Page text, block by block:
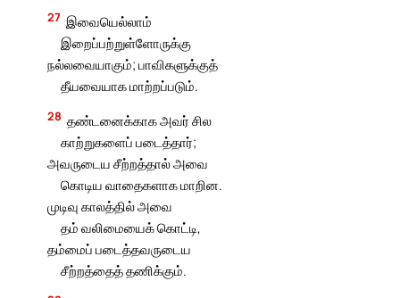
27 இவையெல்லாம்
இறைப்பற்றுள்ளோருக்கு
நல்லவையாகும்; பாவிகளுக்குத்
தீயவையாக மாற்றப்படும்.
28 தண்டனைக்காக அவர் சில
காற்றுகளைப் படைத்தார்;
அவருடைய சீற்றத்தால் அவை
கொடிய வாதைகளாக மாறின.
முடிவு காலத்தில் அவை
தம் வலிமையைக் கொட்டி,
தம்மைப் படைத்தவருடைய
சீற்றத்தைத் தணிக்கும்.